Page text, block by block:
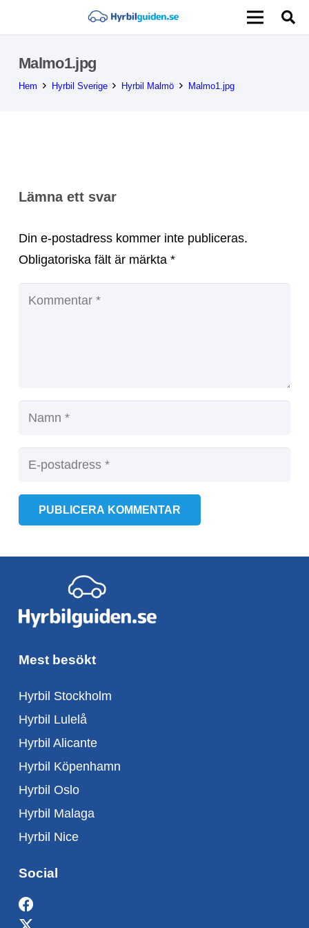
Malmo1.jpg
Hem Hyrbil Sverige Hyrbil Malmö Malmo1.jpg
Lämna ett svar
Din e-postadress kommer inte publiceras.
Obligatoriska fält är märkta *
PUBLICERA KOMMENTAR
Mest besökt
Hyrbil Stockholm
Hyrbil Lulelå
Hyrbil Alicante
Hyrbil Köpenhamn
Hyrbil Oslo
Hyrbil Malaga
Hyrbil Nice
Social